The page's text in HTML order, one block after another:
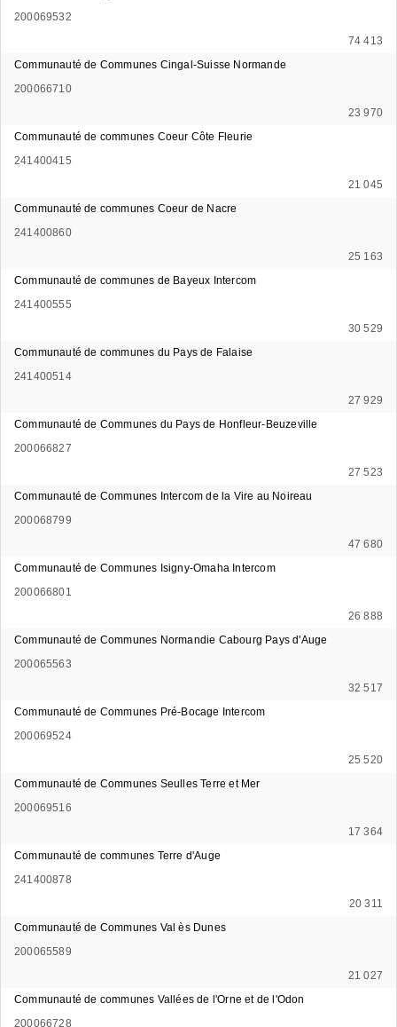
200069532
74 413
Communauté de Communes Cingal-Suisse Normande
200066710
23 970
Communauté de communes Coeur Côte Fleurie
241400415
21 045
Communauté de communes Coeur de Nacre
241400860
25 163
Communauté de communes de Bayeux Intercom
241400555
30 529
Communauté de communes du Pays de Falaise
241400514
27 929
Communauté de Communes du Pays de Honfleur-Beuzeville
200066827
27 523
Communauté de Communes Intercom de la Vire au Noireau
200068799
47 680
Communauté de Communes Isigny-Omaha Intercom
200066801
26 888
Communauté de Communes Normandie Cabourg Pays d'Auge
200065563
32 517
Communauté de Communes Pré-Bocage Intercom
200069524
25 520
Communauté de Communes Seulles Terre et Mer
200069516
17 364
Communauté de communes Terre d'Auge
241400878
20 311
Communauté de Communes Val ès Dunes
200065589
21 027
Communauté de communes Vallées de l'Orne et de l'Odon
200066728